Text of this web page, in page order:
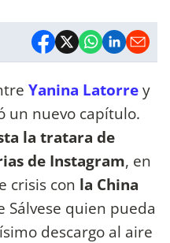
Yanina Latorrey
un nuevo capítulo.
la tratara de
de Instagram, en
crisis con la China
Sálvese quien pueda
descargo al aire